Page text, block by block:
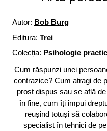
Autor: Bob Burg
Editura: Trei
Colecția: Psihologie
Cum răspunzi unei
contrazice? Cum atragi de
prost dispus sau se află
în fine, cum îți impui
reușind totuși să
specialist în tehnici de